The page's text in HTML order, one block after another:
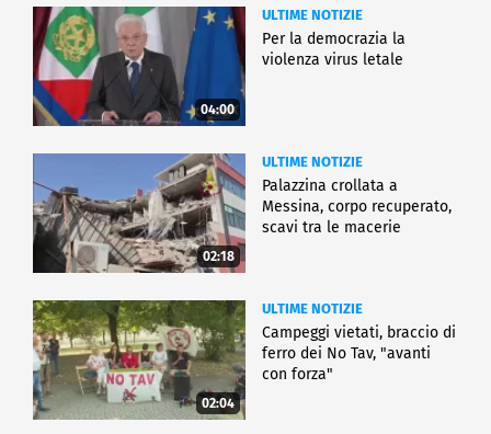
04:00
ULTIME NOTIZIE
Per la democrazia la
violenza virus letale
02:18
ULTIME NOTIZIE
Palazzina crollata a
Messina, corpo recuperato,
scavi tra le macerie
02:04
ULTIME NOTIZIE
Campeggi vietati, braccio di
ferro dei No Tav, "avanti
con forza"